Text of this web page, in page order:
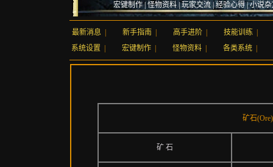
宏键制作| 怪物资料 |玩家交流 |经验心得|小说
最新消息 新手指南 高手进阶 技能训练
系统设置
宏键制作 怪物资料 各类系统
矿石
矿 石